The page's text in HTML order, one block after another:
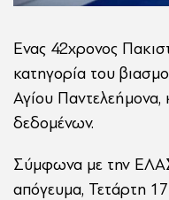
Ενας 42χρονος
κατηγορία του
Αγίου
δεδομένων.
Σύμφωνα με την
απόγευμα, Τετάρτη